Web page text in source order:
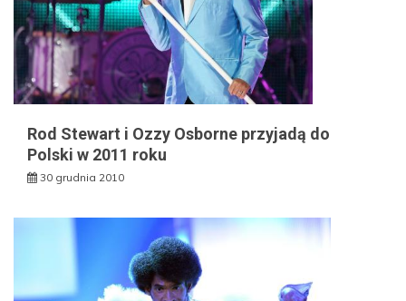
Rod Stewart i Ozzy Osborne przyjadą do
Polski w 2011 roku
30 grudnia 2010